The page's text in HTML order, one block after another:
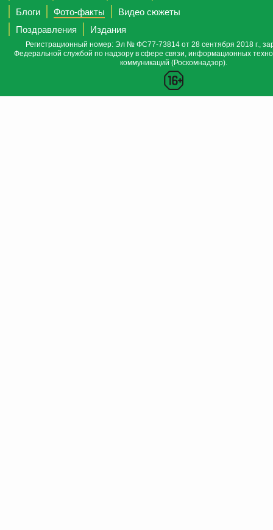
Блоги
Фото-факты
Видео сюжеты
Поздравления
Издания
Регистрационный номер: Эл № ФС77-73814 от 28 сентября 2018 г.,
Федеральной службой по надзору в сфере связи, информационных
коммуникаций (Роскомнадзор).